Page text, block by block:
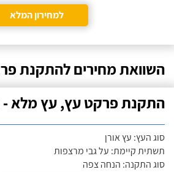
למחירון המלא
השוואת מחירים להתקנת
התקנת פרקט עץ, עץ מלא -
סוג העץ: עץ אורן
תשתית קיימת: על גבי מרצפות
סוג התקנה: הנחה צפה